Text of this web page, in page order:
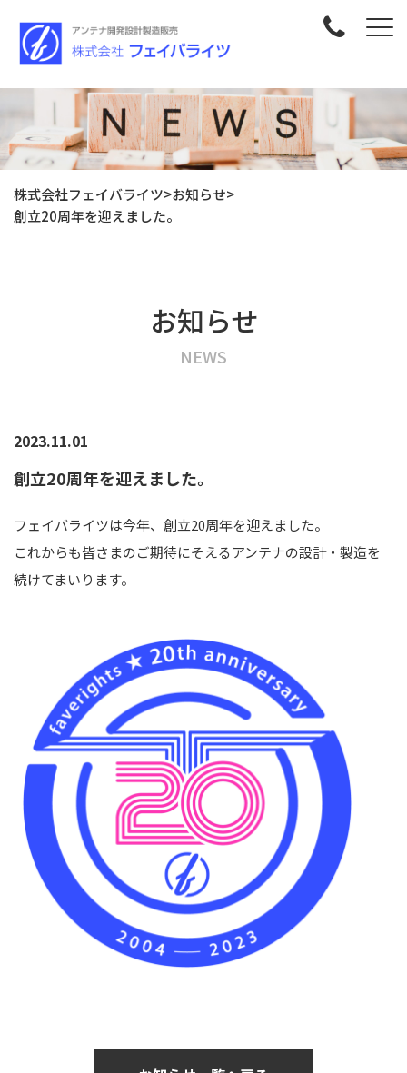
株式会社フェイバライツ>お知らせ>
創立20周年を迎えました。
お知らせ
NEWS
2023.11.01
創立20周年を迎えました。
フェイバライツは今年、創立20周年を迎えました。
これからも皆さまのご期待にそえるアンテナの設計・製造を
続けてまいります。